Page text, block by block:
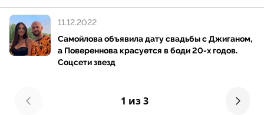
Самойлова объявила дату свадьбы с Джиганом,
а Повереннова красуется в боди 20-х годов.
Соцсети звезд
11.12.2022
1 из 3